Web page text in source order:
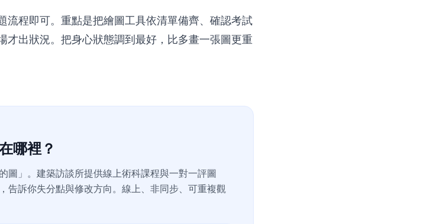
流程即可。重點是把繪圖工具依清單備齊、確認考試
才出狀況。把身心狀態調到最好，比多畫一張圖更重
哪裡？
圖」。建築訪談所提供線上術科課程與一對一評圖
訴你失分點與修改方向。線上、非同步、可重複觀